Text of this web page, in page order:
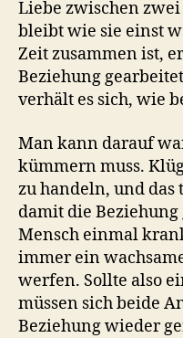
Liebe zwischen
bleibt wie sie einst
Zeit zusammen ist,
Beziehung
verhält es sich, wie
Man kann darauf
kümmern muss.
zu handeln, und das
damit die
Mensch einmal
immer ein
werfen. Sollte also
müssen sich beide
Beziehung wieder